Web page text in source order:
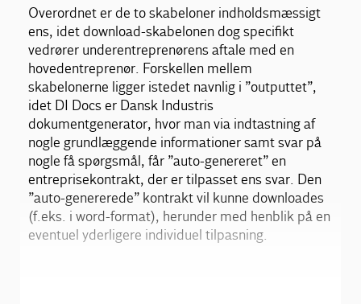
Overordnet er de to skabeloner indholdsmæssigt
ens, idet download-skabelonen dog specifikt
vedrører underentreprenørens aftale med en
hovedentreprenør. Forskellen mellem
skabelonerne ligger istedet navnlig i ”outputtet”,
idet DI Docs er Dansk Industris
dokumentgenerator, hvor man via indtastning af
nogle grundlæggende informationer samt svar på
nogle få spørgsmål, får ”auto-genereret” en
entreprisekontrakt, der er tilpasset ens svar. Den
”auto-genererede” kontrakt vil kunne downloades
(f.eks. i word-format), herunder med henblik på en
eventuel yderligere individuel tilpasning.